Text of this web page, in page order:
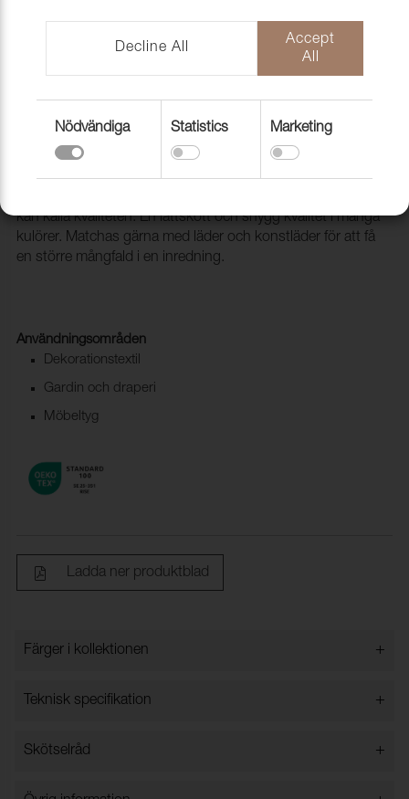
Tyg Arcade 607 GrigioF
1001735
kan kalla kvaliteten. En lättskött och snygg kvalitet i många
kulörer. Matchas gärna med läder och konstläder för att få
en större mångfald i en inredning.
Användningsområden
Dekorationstextil
Gardin och draperi
Möbeltyg
Ladda ner produktblad
Färger i kollektionen +
Färger i kollektionen
Teknisk specifikation +
Bredd:
Skötselråd +
Vattentvätt 30 grader
Decline All
Accept
All
Nödvändiga Statistics Marketing